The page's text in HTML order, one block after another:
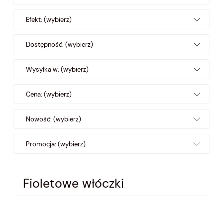
Efekt: (wybierz)
Dostępność: (wybierz)
Wysyłka w: (wybierz)
Cena: (wybierz)
Nowość: (wybierz)
Promocja: (wybierz)
Fioletowe włóczki